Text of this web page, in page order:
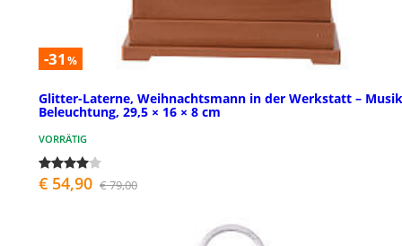
-31 %
Glitter-Laterne, Weihnachtsmann in der Werkstatt –
Beleuchtung, 29,5 × 16 × 8 cm
VORRÄTIG
€ 54,90 € 79,00